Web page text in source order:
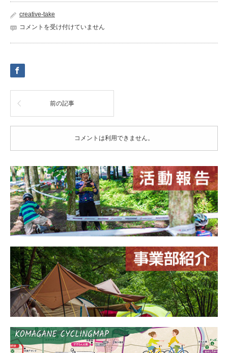
creative-take
39153071_981999671979161_4192626858220584960_n
コメントを受け付けていません
前の記事
コメントは利用できません。